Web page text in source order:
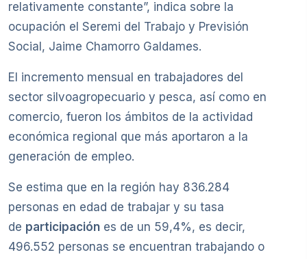
relativamente constante”, indica sobre la
ocupación el Seremi del Trabajo y Previsión
Social, Jaime Chamorro Galdames.
El incremento mensual en trabajadores del
sector silvoagropecuario y pesca, así como en
comercio, fueron los ámbitos de la actividad
económica regional que más aportaron a la
generación de empleo.
Se estima que en la región hay 836.284
personas en edad de trabajar y su tasa
de participación es de un 59,4%, es decir,
496.552 personas se encuentran trabajando o